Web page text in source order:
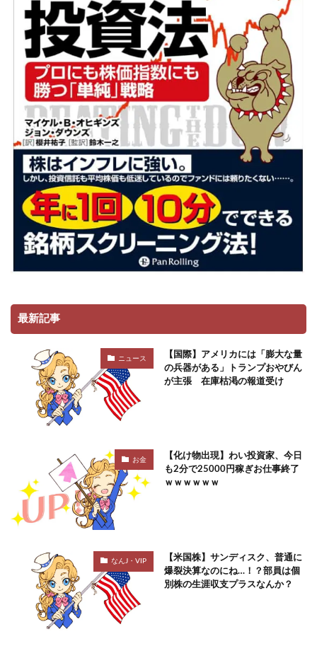
最新記事
ニュース
【国際】アメリカには「膨大な量
の兵器がある」トランプおやびん
が主張 在庫枯渇の報道受け
お金
【化け物出現】わい投資家、今日
も2分で25000円稼ぎお仕事終了
ｗｗｗｗｗｗ
なんJ・VIP
【米国株】サンディスク、普通に
爆裂決算なのにね…！？部員は個
別株の生涯収支プラスなんか？